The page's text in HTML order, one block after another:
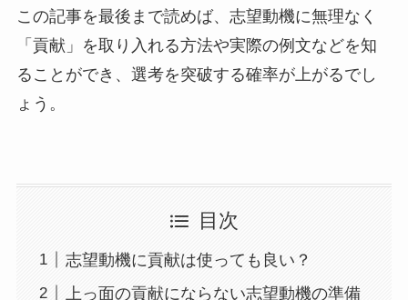
この記事を最後まで読めば、志望動機に無理なく
「貢献」を取り入れる方法や実際の例文などを知
ることができ、選考を突破する確率が上がるでし
ょう。
目次
志望動機に貢献は使っても良い？
上っ面の貢献にならない志望動機の準備